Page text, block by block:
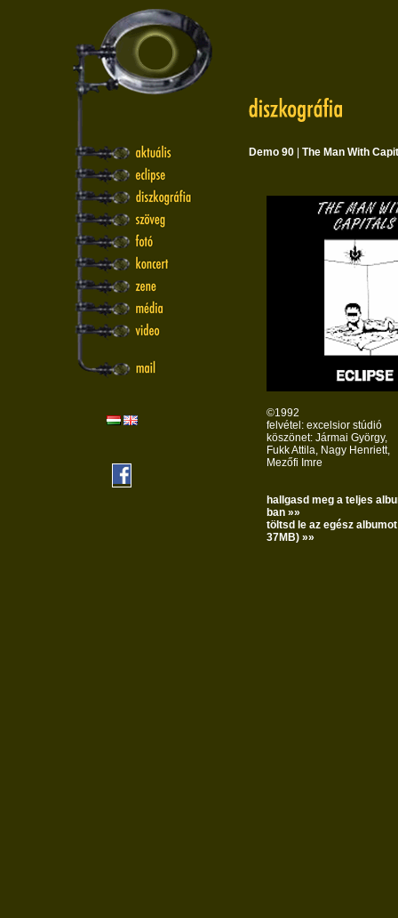
Demo 90 The Man With
©1992
felvétel: excelsior stúdió
köszönet: Jármai György,
Fukk Attila, Nagy Henriett,
Mezőfi Imre
hallgasd meg a teljes
ban »»
töltsd le az egész
37MB) »»